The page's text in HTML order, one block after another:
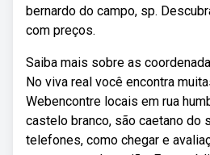
bernardo do campo, sp.
com preços.
Saiba mais sobre as
No viva real você encontra
Webencontre locais em rua
castelo branco, são caetano do
telefones, como chegar e